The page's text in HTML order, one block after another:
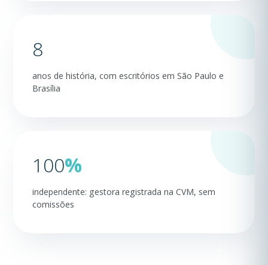
8
anos de história, com escritórios em São Paulo e
Brasília
100%
independente: gestora registrada na CVM, sem
comissões